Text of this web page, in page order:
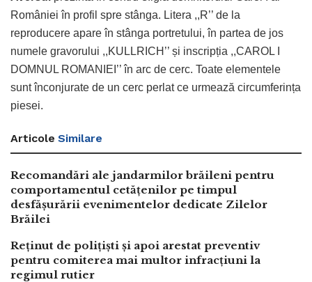
României în profil spre stânga. Litera ,,R’’ de la
reproducere apare în stânga portretului, în partea de jos
numele gravorului ,,KULLRICH’’ și inscripția ,,CAROL I
DOMNUL ROMANIEI’’ în arc de cerc. Toate elementele
sunt înconjurate de un cerc perlat ce urmează circumferința
piesei.
Articole Similare
Recomandări ale jandarmilor brăileni pentru
comportamentul cetățenilor pe timpul
desfășurării evenimentelor dedicate Zilelor
Brăilei
Reținut de polițiști și apoi arestat preventiv
pentru comiterea mai multor infracțiuni la
regimul rutier